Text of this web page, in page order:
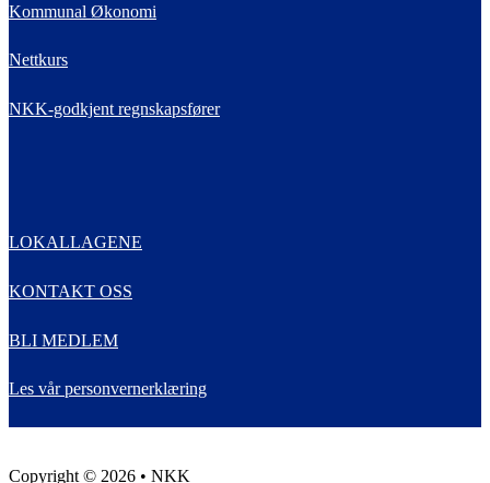
Kommunal Økonomi
Nettkurs
NKK-godkjent regnskapsfører
LOKALLAGENE
KONTAKT OSS
BLI MEDLEM
Les vår personvernerklæring
Copyright © 2026 • NKK